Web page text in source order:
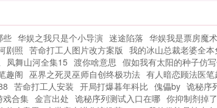
吗？小剧场前世北堂赫亦万箭穿心躺在血
泊之中，弥留之际若有来生，我再也不要
爱你！今生传闻，冷酷无情杀人如麻的内
阁首辅北堂赫亦身边有一个小迷妹。像一
个跟屁虫，甩也甩不掉。炎彬道大人，跟
屁虫又对您图谋不轨。大人无妨，莫要干
些 华娱之我只是个小导演 迷途陷落 华娱我是票房魔
剧照 苦命打工人图片改方案版 我的冰山总裁老婆全
凤舞山河全集15 渡你啥意思 假如我有太阳的种子仿
趣阁 巫界之死灵巫师自创终极功法 有人暗恋顾法医
苦命打工人安装 开局打爆暮年科比 傀儡by 诡秘序
戏合集 金言出处 诡秘序列测试入口在哪 你抑制剂掉